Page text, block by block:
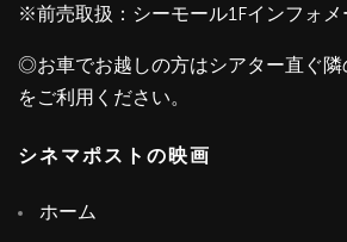
※前売取扱：シーモール1Fインフォ
◎お車でお越しの方はシアター直ぐ隣
をご利用ください。
シネマポストの映画
ホーム